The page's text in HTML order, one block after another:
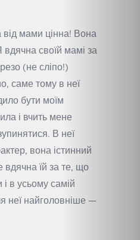
мами цінна! Вона
своїй мамі за
(не сліпо!)
саме тому в неї
бути моїм
і вчить мене
В неї
вона істинний
вдячна їй за те, що
в усьому самій
неї найголовніше —